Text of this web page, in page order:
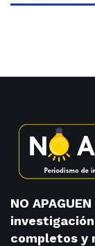
NO
completos y